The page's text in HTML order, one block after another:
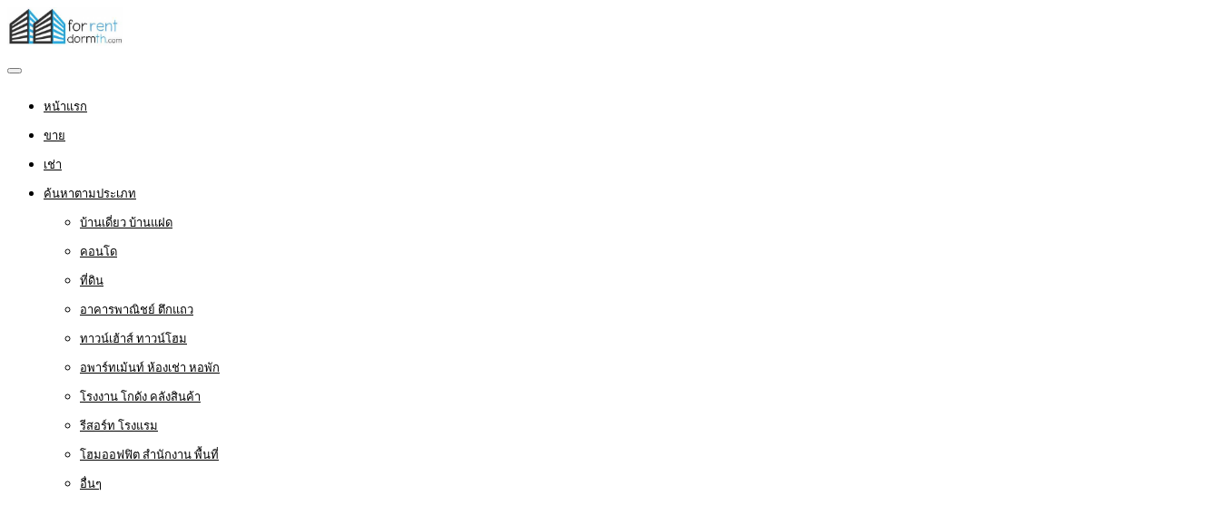
หน้าแรก
ขาย
เช่า
ค้นหาตามประเภท
บ้านเดี่ยว บ้านแฝด
คอนโด
ที่ดิน
อาคารพาณิชย์ ตึกแถว
ทาวน์เฮ้าส์ ทาวน์โฮม
อพาร์ทเม้นท์ ห้องเช่า หอพัก
โรงงาน โกดัง คลังสินค้า
รีสอร์ท โรงแรม
โฮมออฟฟิต สำนักงาน พื้นที่
อื่นๆ